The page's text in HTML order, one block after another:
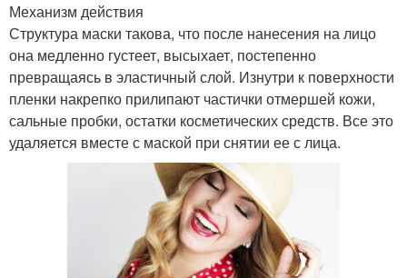
Механизм действия
Структура маски такова, что после нанесения на лицо
она медленно густеет, высыхает, постепенно
превращаясь в эластичный слой. Изнутри к поверхности
пленки накрепко прилипают частички отмершей кожи,
сальные пробки, остатки косметических средств. Все это
удаляется вместе с маской при снятии ее с лица.